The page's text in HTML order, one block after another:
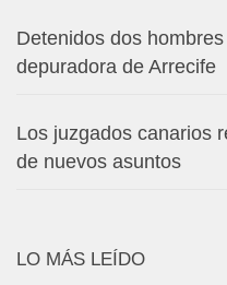
Detenidos dos
depuradora de Arrecife
Los juzgados canarios
de nuevos asuntos
LO MÁS LEÍDO